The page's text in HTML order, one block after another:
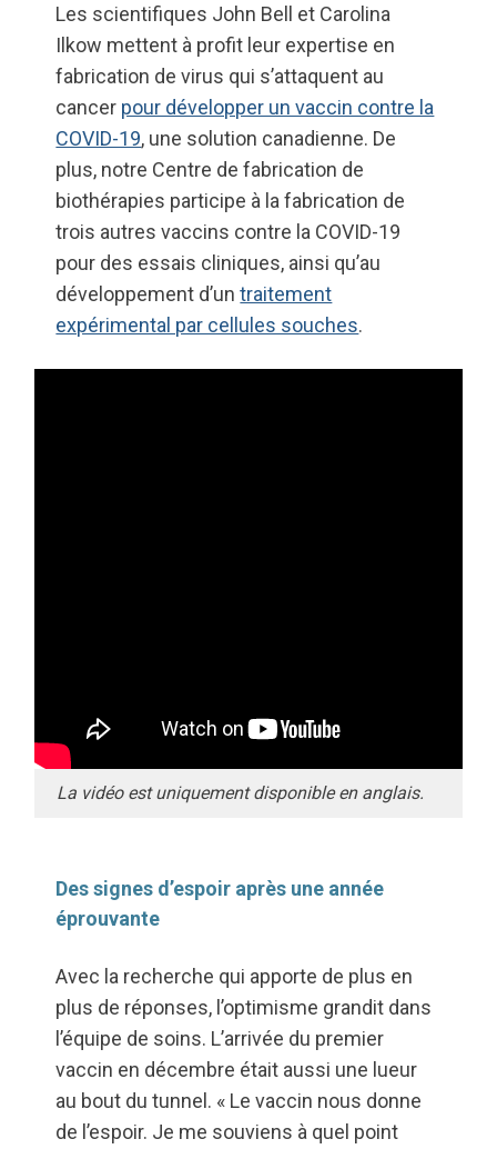
Les scientifiques John Bell et Carolina
Ilkow mettent à profit leur expertise en
fabrication de virus qui s’attaquent au
cancer pour développer un vaccin contre la
COVID-19, une solution canadienne. De
plus, notre Centre de fabrication de
biothérapies participe à la fabrication de
trois autres vaccins contre la COVID-19
pour des essais cliniques, ainsi qu’au
développement d’untraitement
expérimental par cellules souches.
La vidéo est uniquement disponible en anglais.
Des signes d’espoir après une année
éprouvante
Avec la recherche qui apporte de plus en
plus de réponses, l’optimisme grandit dans
l’équipe de soins. L’arrivée du premier
vaccin en décembre était aussi une lueur
au bout du tunnel. « Le vaccin nous donne
de l’espoir. Je me souviens à quel point